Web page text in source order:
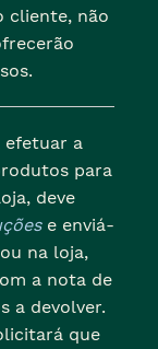
cliente, não
efetuar a
para
deve
e enviá-
na loja,
a nota de
a devolver.
que